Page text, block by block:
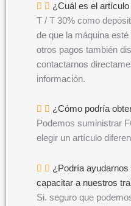
¿Cuál es el artículo
T / T 30% como
de que la máquina
otros pagos también
contactarnos
información.
¿Cómo podría
Podemos suministrar
elegir un artículo
¿Podría
capacitar a nuestros
Si. seguro que